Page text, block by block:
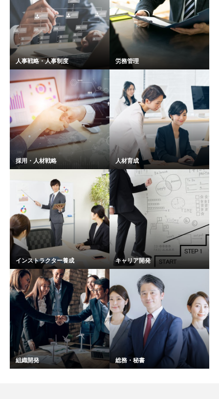
人事戦略・人事制度 労務管理
採用・人材戦略 人材育成
インストラクター養成 キャリア開発
組織開発 総務・秘書